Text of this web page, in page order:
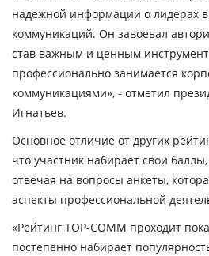
надежной информации о лидерах
коммуникаций. Он завоевал
став важным и ценным
профессионально занимается
коммуникациями», - отметил
Игнатьев.
Основное отличие от других
что участник набирает свои
отвечая на вопросы анкеты,
аспекты профессиональной
«Рейтинг TOP-COMM проходит
постепенно набирает